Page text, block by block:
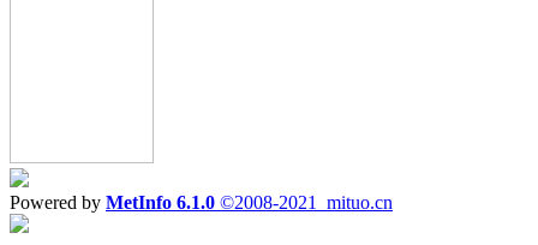
Powered by MetInfo 6.1.0 ©2008-2021 mituo.cn